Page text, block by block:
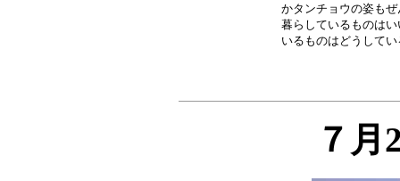
かタンチョウの姿も
暮らしているものは
７月